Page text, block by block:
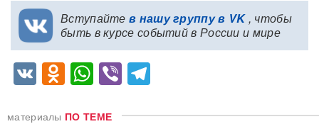
Вступайте в нашу группу в VK, чтобы
быть в курсе событий в России и мире
VKOdnoklassniki
WhatsApp
Viber
материалы ПО ТЕМЕ